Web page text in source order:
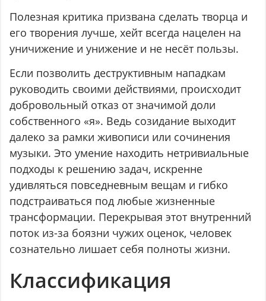
Полезная критика призвана сделать творца и
его творения лучше, хейт всегда нацелен на
уничижение и унижение и не несёт пользы.
Если позволить деструктивным нападкам
руководить своими действиями, происходит
добровольный отказ от значимой доли
собственного «я». Ведь созидание выходит
далеко за рамки живописи или сочинения
музыки. Это умение находить нетривиальные
подходы к решению задач, искренне
удивляться повседневным вещам и гибко
подстраиваться под любые жизненные
трансформации. Перекрывая этот внутренний
поток из-за боязни чужих оценок, человек
сознательно лишает себя полноты жизни.
Классификация